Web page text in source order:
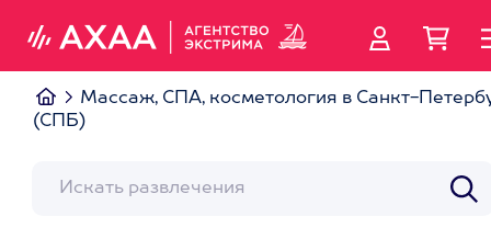
Массаж, СПА, косметология в Санкт-
(СПБ)